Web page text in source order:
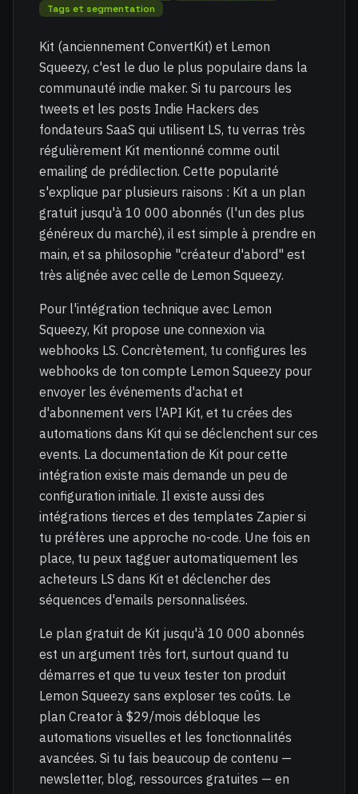
Tags et segmentation
Kit (anciennement ConvertKit) et Lemon
Squeezy, c'est le duo le plus populaire dans la
communauté indie maker. Si tu parcours les
tweets et les posts Indie Hackers des
fondateurs SaaS qui utilisent LS, tu verras très
régulièrement Kit mentionné comme outil
emailing de prédilection. Cette popularité
s'explique par plusieurs raisons : Kit a un plan
gratuit jusqu'à 10 000 abonnés (l'un des plus
généreux du marché), il est simple à prendre en
main, et sa philosophie "créateur d'abord" est
très alignée avec celle de Lemon Squeezy.
Pour l'intégration technique avec Lemon
Squeezy, Kit propose une connexion via
webhooks LS. Concrètement, tu configures les
webhooks de ton compte Lemon Squeezy pour
envoyer les événements d'achat et
d'abonnement vers l'API Kit, et tu crées des
automations dans Kit qui se déclenchent sur ces
events. La documentation de Kit pour cette
intégration existe mais demande un peu de
configuration initiale. Il existe aussi des
intégrations tierces et des templates Zapier si
tu préfères une approche no-code. Une fois en
place, tu peux tagguer automatiquement les
acheteurs LS dans Kit et déclencher des
séquences d'emails personnalisées.
Le plan gratuit de Kit jusqu'à 10 000 abonnés
est un argument très fort, surtout quand tu
démarres et que tu veux tester ton produit
Lemon Squeezy sans exploser tes coûts. Le
plan Creator à $29/mois débloque les
automations visuelles et les fonctionnalités
avancées. Si tu fais beaucoup de contenu —
newsletter, blog, ressources gratuites — en